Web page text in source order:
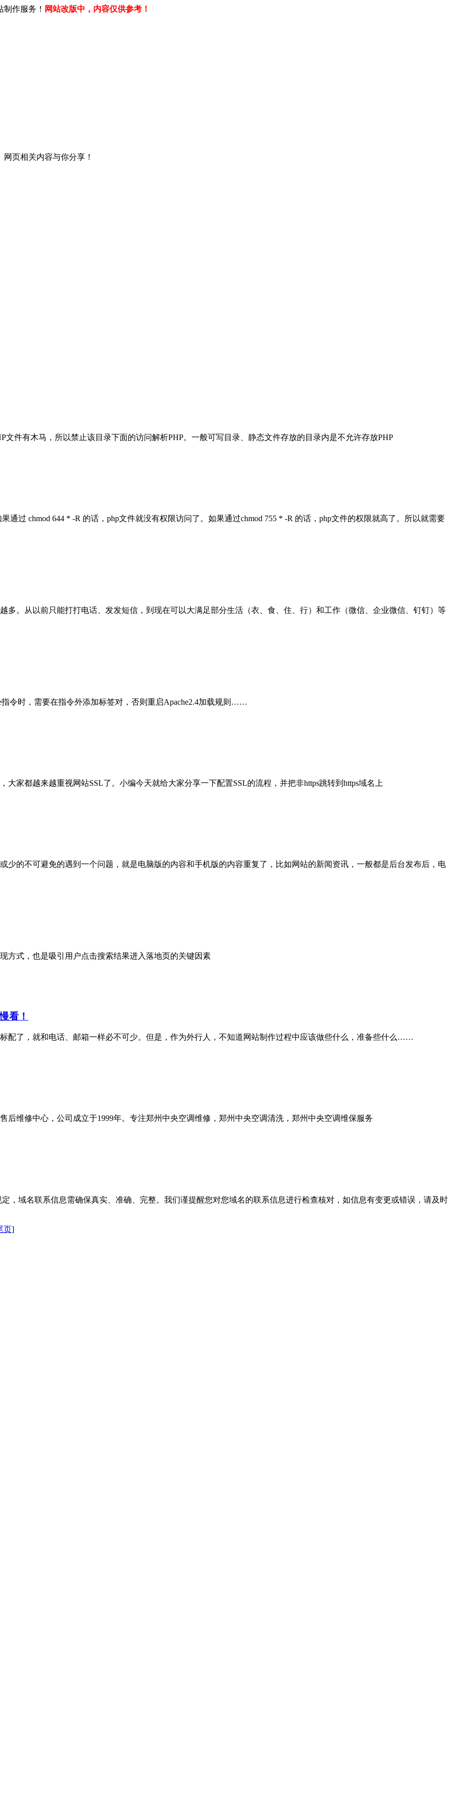
作服务！ 网站改版中，内容仅供参考！
页相关内容与你分享！
文件有木马，所以禁止该目录下面的访问解析PHP。一般可写目录、静态文件存放的目录内是不允许存放PHP
通过 chmod 644 * -R 的话，php文件就没有权限访问了。如果通过chmod 755 * -R 的话，php文件的权限就高了。所以就需要
多。从以前只能打打电话、发发短信，到现在可以大满足部分生活（衣、食、住、行）和工作（微信、企业微信、钉钉）等
指令时，需要在指令外添加标签对，否则重启Apache2.4加载规则……
家都越来越重视网站SSL了。小编今天就给大家分享一下配置SSL的流程，并把非https跳转到https域名上
少的不可避免的遇到一个问题，就是电脑版的内容和手机版的内容重复了，比如网站的新闻资讯，一般都是后台发布后，电
方式，也是吸引用户点击搜索结果进入落地页的关键因素
看！
配了，就和电话、邮箱一样必不可少。但是，作为外行人，不知道网站制作过程中应该做些什么，准备些什么……
后维修中心，公司成立于1999年。专注郑州中央空调维修，郑州中央空调清洗，郑州中央空调维保服务
，域名联系信息需确保真实、准确、完整。我们谨提醒您对您域名的联系信息进行检查核对，如信息有变更或错误，请及时
页]